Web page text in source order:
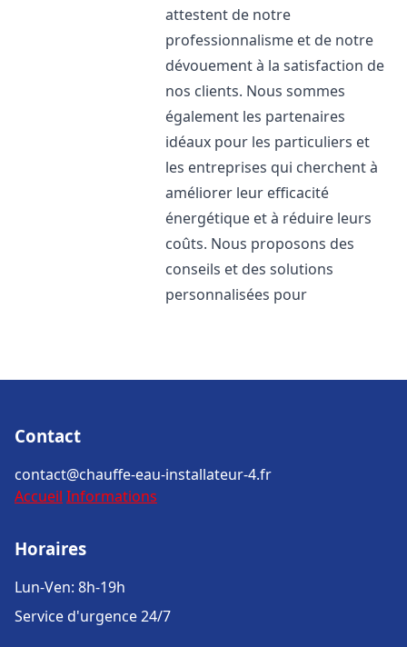
attestent de notre
professionnalisme et de notre
dévouement à la satisfaction de
nos clients. Nous sommes
également les partenaires
idéaux pour les particuliers et
les entreprises qui cherchent à
améliorer leur efficacité
énergétique et à réduire leurs
coûts. Nous proposons des
conseils et des solutions
personnalisées pour
Contact
contact@chauffe-eau-installateur-4.fr
Accueil Informations
Horaires
Lun-Ven: 8h-19h
Service d'urgence 24/7